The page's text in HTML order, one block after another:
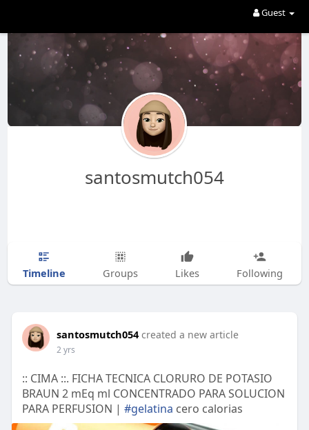
Guest
santosmutch054
Timeline Groups Likes Following
santosmutch054 created a new article
2 yrs
:: CIMA ::. FICHA TECNICA CLORURO DE POTASIO
BRAUN 2 mEq ml CONCENTRADO PARA SOLUCION
PARA PERFUSION | #gelatina cero calorias